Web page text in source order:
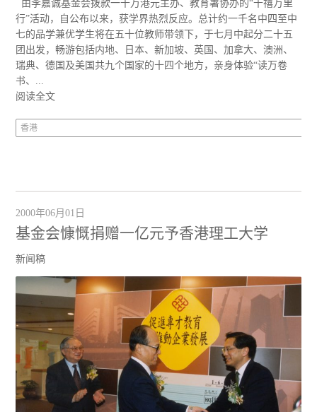
由李嘉诚基金会拨款一千万港元主办、教育署协办的“千禧万里
行”活动，自公布以来，获学界热烈反应。总计约一千名中四至中
七的品学兼优学生将在五十位教师带领下，于七月中起分二十五
团出发，畅游包括内地、日本、新加坡、英国、加拿大、澳洲、
瑞典、德国及美国共九个国家的十四个地方，亲身体验“读万卷
书、...
阅读全文
香港
2000年06月01日
基金会慷慨捐赠一亿元予香港理工大学
新闻稿